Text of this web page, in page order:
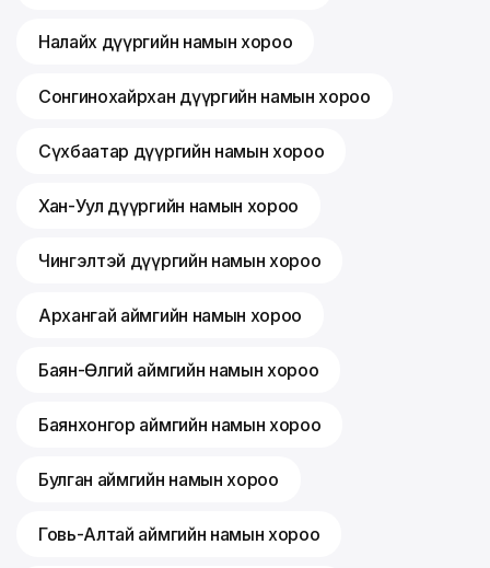
Налайх дүүргийн намын хороо
Сонгинохайрхан дүүргийн намын хороо
Сүхбаатар дүүргийн намын хороо
Хан-Уул дүүргийн намын хороо
Чингэлтэй дүүргийн намын хороо
Архангай аймгийн намын хороо
Баян-Өлгий аймгийн намын хороо
Баянхонгор аймгийн намын хороо
Булган аймгийн намын хороо
Говь-Алтай аймгийн намын хороо